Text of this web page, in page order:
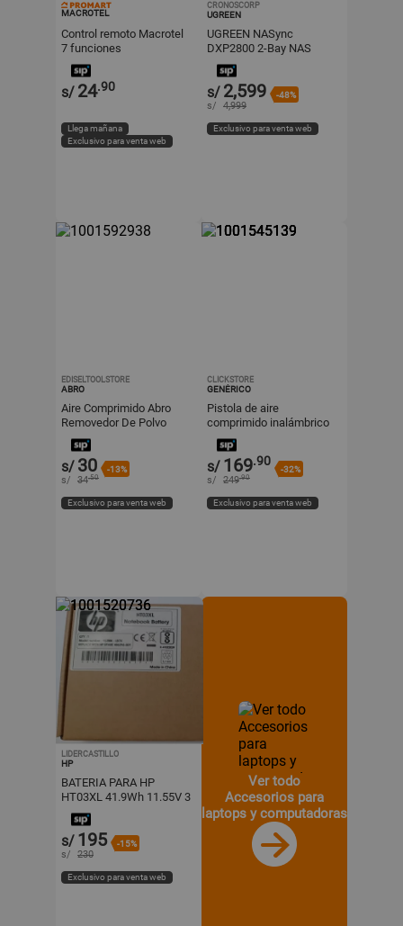
MACROTEL
Control remoto Macrotel
7 funciones
s/ 24.90
Llega mañana
Exclusivo para venta web
CRONOSCORP
UGREEN
UGREEN NASync
DXP2800 2-Bay NAS
Enclosure 2.5GbE HDMI
4K - 25242
s/ 2,599 -48%
s/ 4,999
Exclusivo para venta web
EDISELTOOLSTORE
ABRO
Aire Comprimido Abro
Removedor De Polvo
Duster 400ml Abro
s/ 30 -13%
s/ 34.50
Exclusivo para venta web
CLICKSTORE
GENÉRICO
Pistola de aire
comprimido inalámbrico
para PC Laptop y demas
usos
s/ 169.90
-32%
s/ 249.90
Exclusivo para venta web
LIDERCASTILLO
HP
BATERIA PARA HP
HT03XL 41.9Wh 11.55V 3
CELDAS
s/ 195 -15%
s/ 230
Exclusivo para venta web
Ver todo
Accesorios para
laptops y computadoras